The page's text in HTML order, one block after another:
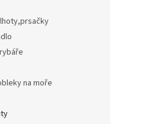
na moře